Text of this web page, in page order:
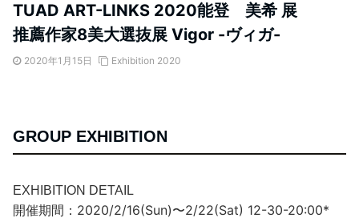
TUAD ART-LINKS 2020能登 美希 展
推薦作家8美大選抜展 Vigor -ヴィガ-
2020年1月15日 Exhibition 2020
GROUP EXHIBITION
EXHIBITION DETAIL
開催期間：2020/2/16(Sun)〜2/22(Sat) 12-30-20:00*